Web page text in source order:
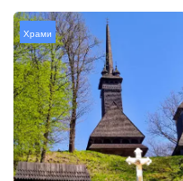
Храми